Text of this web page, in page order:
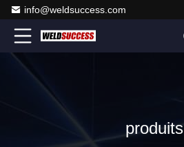
info@weldsuccess.com
produits